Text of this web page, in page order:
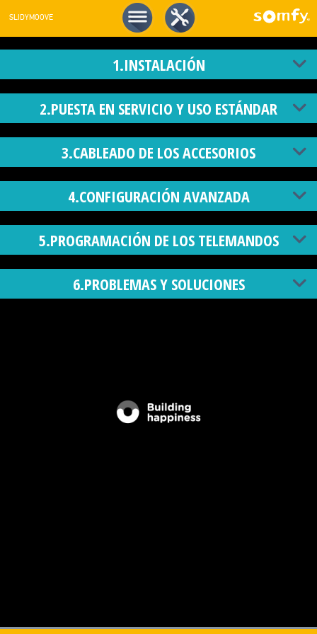
SLIDYMOOVE
1.INSTALACIÓN
2.PUESTA EN SERVICIO Y USO ESTÁNDAR
3.CABLEADO DE LOS ACCESORIOS
4.CONFIGURACIÓN AVANZADA
5.PROGRAMACIÓN DE LOS TELEMANDOS
6.PROBLEMAS Y SOLUCIONES